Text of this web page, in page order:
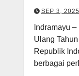
SEP 3, 2025
Indramayu
Ulang
Republik
berbagai